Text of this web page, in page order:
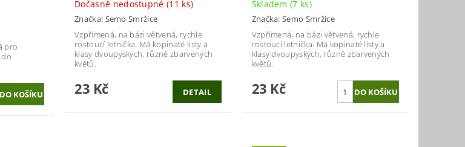
pro
Dočasně nedostupné(11 ks)
Značka: Semo Smržice
Vzpřímená, na bázi větvená, rychle
rostoucí letnička. Má kopinaté listy a
klasy dvoupyských, různě zbarvených
květů.
23 Kč DETAIL
Skladem(7 ks)
Značka:Semo Smržice
Vzpřímená, na bázi větvená, rychle
rostoucí letnička. Má kopinaté listy a
klasy dvoupyských, různě zbarvených
květů.
23 Kč